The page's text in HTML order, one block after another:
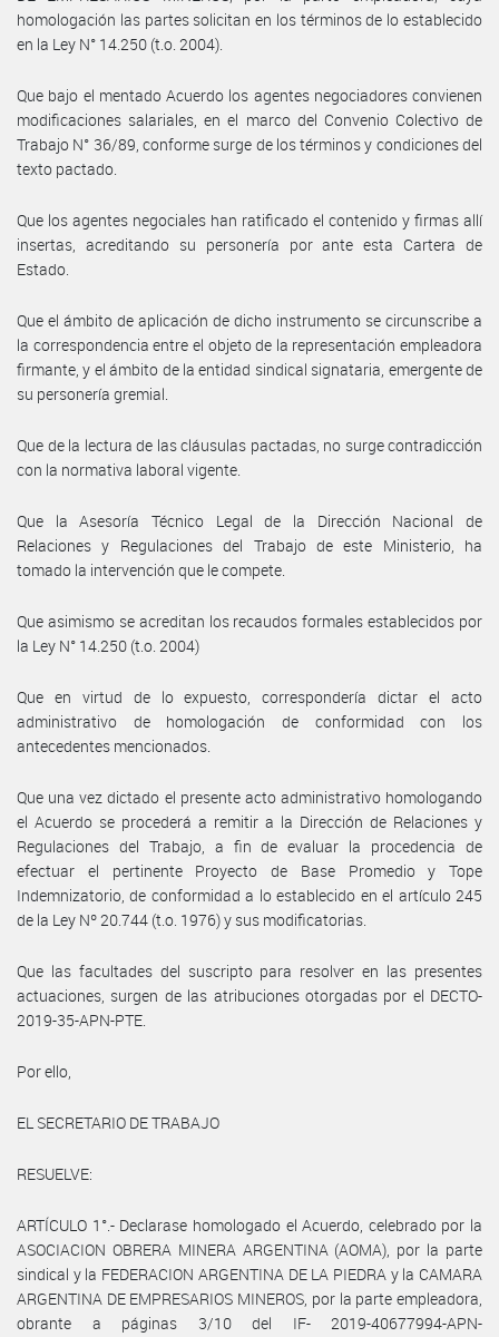
homologación las partes solicitan en los términos de lo establecido
en la Ley N° 14.250 (t.o. 2004).
Que bajo el mentado Acuerdo los agentes negociadores convienen
modificaciones salariales, en el marco del Convenio Colectivo de
Trabajo N° 36/89, conforme surge de los términos y condiciones del
texto pactado.
Que los agentes negociales han ratificado el contenido y firmas allí
insertas, acreditando su personería por ante esta Cartera de
Estado.
Que el ámbito de aplicación de dicho instrumento se circunscribe a
la correspondencia entre el objeto de la representación empleadora
firmante, y el ámbito de la entidad sindical signataria, emergente de
su personería gremial.
Que de la lectura de las cláusulas pactadas, no surge contradicción
con la normativa laboral vigente.
Que la Asesoría Técnico Legal de la Dirección Nacional de
Relaciones y Regulaciones del Trabajo de este Ministerio, ha
tomado la intervención que le compete.
Que asimismo se acreditan los recaudos formales establecidos por
la Ley N° 14.250 (t.o. 2004)
Que en virtud de lo expuesto, correspondería dictar el acto
administrativo de homologación de conformidad con los
antecedentes mencionados.
Que una vez dictado el presente acto administrativo homologando
el Acuerdo se procederá a remitir a la Dirección de Relaciones y
Regulaciones del Trabajo, a fin de evaluar la procedencia de
efectuar el pertinente Proyecto de Base Promedio y Tope
Indemnizatorio, de conformidad a lo establecido en el artículo 245
de la Ley Nº 20.744 (t.o. 1976) y sus modificatorias.
Que las facultades del suscripto para resolver en las presentes
actuaciones, surgen de las atribuciones otorgadas por el DECTO-
2019-35-APN-PTE.
Por ello,
EL SECRETARIO DE TRABAJO
RESUELVE:
ARTÍCULO 1°.- Declarase homologado el Acuerdo, celebrado por la
ASOCIACION OBRERA MINERA ARGENTINA (AOMA), por la parte
sindical y la FEDERACION ARGENTINA DE LA PIEDRA y la CAMARA
ARGENTINA DE EMPRESARIOS MINEROS, por la parte empleadora,
obrante a páginas 3/10 del IF- 2019-40677994-APN-